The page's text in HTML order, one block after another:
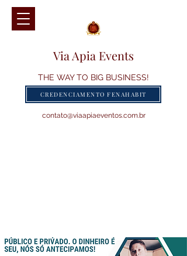
Via Apia Events
THE WAY TO BIG BUSINESS!
contato@viaapiaeventos.com.br
CREDENCIAMENTO FENAHABIT